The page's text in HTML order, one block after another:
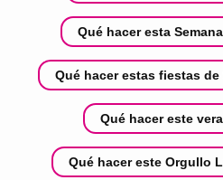
Qué hacer esta
Qué hacer estas fiestas
Qué hacer este
Qué hacer este Orgullo